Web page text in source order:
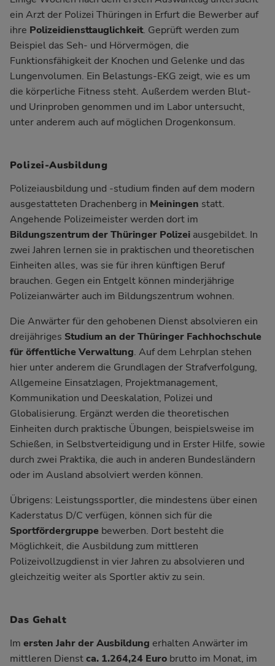
ein Arzt der Polizei Thüringen in Erfurt die Bewerber auf
ihre Polizeidiensttauglichkeit. Geprüft werden zum
Beispiel das Seh- und Hörvermögen, die
Funktionsfähigkeit der Knochen und Gelenke und das
Lungenvolumen. Ein Belastungs-EKG zeigt, wie es um
die körperliche Fitness steht. Außerdem werden Blut-
und Urinproben genommen und im Labor untersucht,
unter anderem auch auf möglichen Drogenkonsum.
Polizei-Ausbildung
Polizeiausbildung und -studium finden auf dem modern
ausgestatteten Drachenberg in Meiningen statt.
Angehende Polizeimeister werden dort im
Bildungszentrum der Thüringer Polizei ausgebildet. In
zwei Jahren lernen sie in praktischen und theoretischen
Einheiten alles, was sie für ihren künftigen Beruf
brauchen. Gegen ein Entgelt können minderjährige
Polizeianwärter auch im Bildungszentrum wohnen.
Die Anwärter für den gehobenen Dienst absolvieren ein
dreijähriges Studium an der Thüringer Fachhochschule
für öffentliche Verwaltung. Auf dem Lehrplan stehen
hier unter anderem die Grundlagen der Strafverfolgung,
Allgemeine Einsatzlagen, Projektmanagement,
Kommunikation und Deeskalation, Polizei und
Globalisierung. Ergänzt werden die theoretischen
Einheiten durch praktische Übungen, beispielsweise im
Schießen, in Selbstverteidigung und in Erster Hilfe, sowie
durch zwei Praktika, die auch in anderen Bundesländern
oder im Ausland absolviert werden können.
Übrigens: Leistungssportler, die mindestens über einen
Kaderstatus D/C verfügen, können sich für die
Sportfördergruppe bewerben. Dort besteht die
Möglichkeit, die Ausbildung zum mittleren
Polizeivollzugdienst in vier Jahren zu absolvieren und
gleichzeitig weiter als Sportler aktiv zu sein.
Das Gehalt
Im ersten Jahr der Ausbildung erhalten Anwärter im
mittleren Dienstca. 1.264,24 Euro brutto im Monat, im